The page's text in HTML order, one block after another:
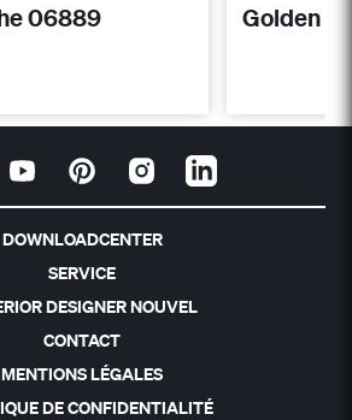
06889 Golden
DOWNLOADCENTER
SERVICE
DESIGNER NOUVEL
CONTACT
MENTIONS LÉGALES
DE CONFIDENTIALITÉ